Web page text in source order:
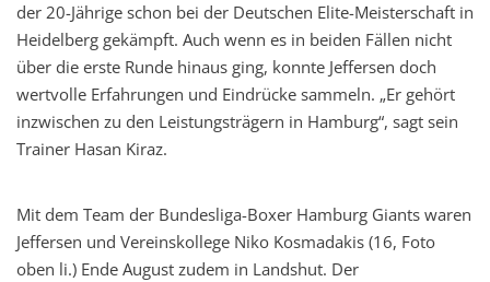
der 20-Jährige schon bei der Deutschen Elite-Meisterschaft in
Heidelberg gekämpft. Auch wenn es in beiden Fällen nicht
über die erste Runde hinaus ging, konnte Jeffersen doch
wertvolle Erfahrungen und Eindrücke sammeln. „Er gehört
inzwischen zu den Leistungsträgern in Hamburg“, sagt sein
Trainer Hasan Kiraz.
Mit dem Team der Bundesliga-Boxer Hamburg Giants waren
Jeffersen und Vereinskollege Niko Kosmadakis (16, Foto
oben li.) Ende August zudem in Landshut. Der